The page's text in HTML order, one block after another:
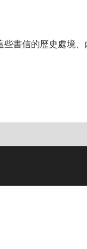
書信的歷史處境、